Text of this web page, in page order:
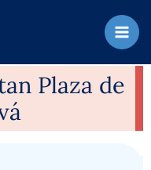
Plaza de